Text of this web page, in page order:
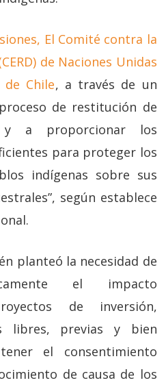
El Comité contra la
de Naciones Unidas
Chile, a través de un
de restitución de
y a proporcionar los
para proteger los
indígenas sobre sus
según establece
planteó la necesidad de
el impacto
de inversión,
libres, previas y bien
el consentimiento
de causa de los